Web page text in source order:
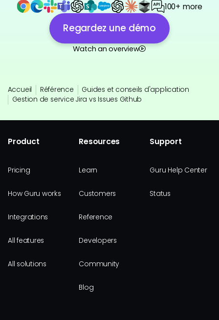
100+ more
Regardez une démo
Watch an overview
Accueil Référence
Guides et conseils d'application
Gestion de service Jira vs Issues Github
Product
Pricing
How Guru works
Integrations
All features
All solutions
Resources
Learn
Customers
Reference
Developers
Community
Blog
Support
Guru Help Center
Status